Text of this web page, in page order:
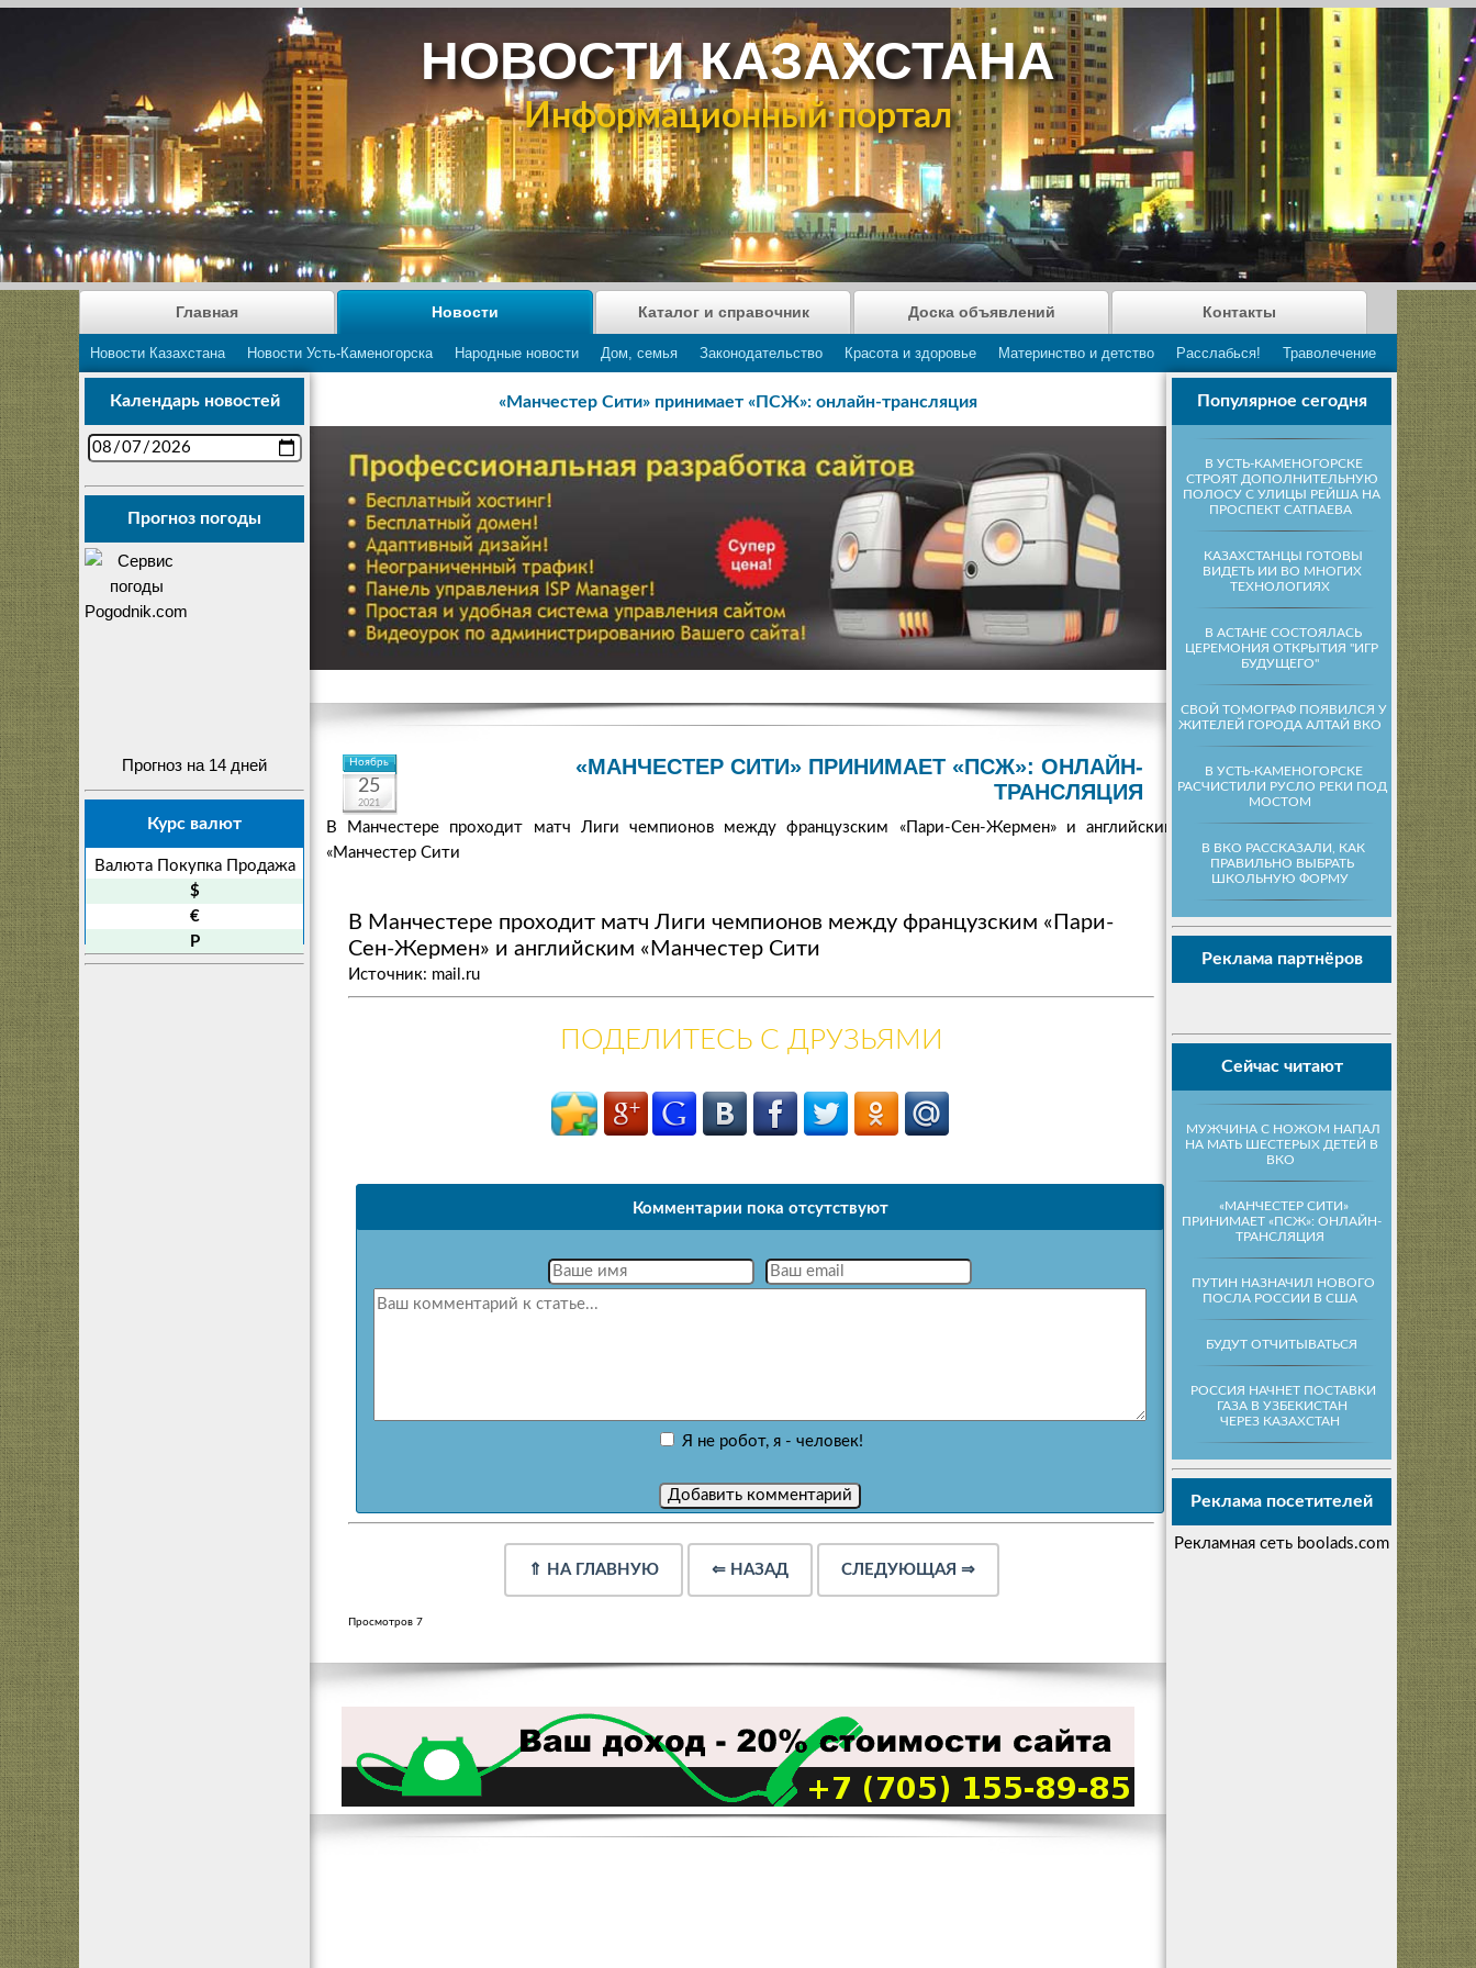
НОВОСТИ КАЗАХСТАНА
Информационный портал
Главная Новости
Новости Казахстана Новости Усть-Каменогорска Народные новости Дом, семья Законодательство Красота и здоровье Материнство и детство Расслабься! Траволечение
Каталог и справочник Доска объявлений Контакты
Популярное сегодня
В УСТЬ-КАМЕНОГОРСКЕ
СТРОЯТ ДОПОЛНИТЕЛЬНУЮ
ПОЛОСУ С УЛИЦЫ РЕЙША НА
ПРОСПЕКТ САТПАЕВА
КАЗАХСТАНЦЫ ГОТОВЫ
ВИДЕТЬ ИИ ВО МНОГИХ
ТЕХНОЛОГИЯХ
В АСТАНЕ СОСТОЯЛАСЬ
ЦЕРЕМОНИЯ ОТКРЫТИЯ "ИГР
БУДУЩЕГО"
СВОЙ ТОМОГРАФ ПОЯВИЛСЯ У
ЖИТЕЛЕЙ ГОРОДА АЛТАЙ ВКО
В УСТЬ-КАМЕНОГОРСКЕ
РАСЧИСТИЛИ РУСЛО РЕКИ ПОД
МОСТОМ
В ВКО РАССКАЗАЛИ, КАК
ПРАВИЛЬНО ВЫБРАТЬ
ШКОЛЬНУЮ ФОРМУ
Реклама партнёров
Сейчас читают
МУЖЧИНА С НОЖОМ НАПАЛ
НА МАТЬ ШЕСТЕРЫХ ДЕТЕЙ В
ВКО
«МАНЧЕСТЕР СИТИ»
ПРИНИМАЕТ «ПСЖ»: ОНЛАЙН-
ТРАНСЛЯЦИЯ
ПУТИН НАЗНАЧИЛ НОВОГО
ПОСЛА РОССИИ В США
БУДУТ ОТЧИТЫВАТЬСЯ
РОССИЯ НАЧНЕТ ПОСТАВКИ
ГАЗА В УЗБЕКИСТАН
ЧЕРЕЗ КАЗАХСТАН
Реклама посетителей
Рекламная сеть boolads.com
Календарь новостей
Прогноз погоды
Прогноз на 14 дней
Курс валют
Валюта Покупка
Продажа
$
€
P
«Манчестер Сити» принимает «ПСЖ»: онлайн-трансляция
Ноябрь
25
2021
«МАНЧЕСТЕР СИТИ» ПРИНИМАЕТ «ПСЖ»: ОНЛАЙН-
ТРАНСЛЯЦИЯ
В Манчестере проходит матч Лиги чемпионов между французским «Пари-Сен-Жермен» и английским
«Манчестер Сити
В Манчестере проходит матч Лиги чемпионов между французским «Пари-
Сен-Жермен» и английским «Манчестер Сити
Источник: mail.ru
ПОДЕЛИТЕСЬ С ДРУЗЬЯМИ
Комментарии пока отсутствуют
Я не робот, я - человек!
⇑ НА ГЛАВНУЮ ⇐ НАЗАД СЛЕДУЮЩАЯ ⇒
Просмотров 7